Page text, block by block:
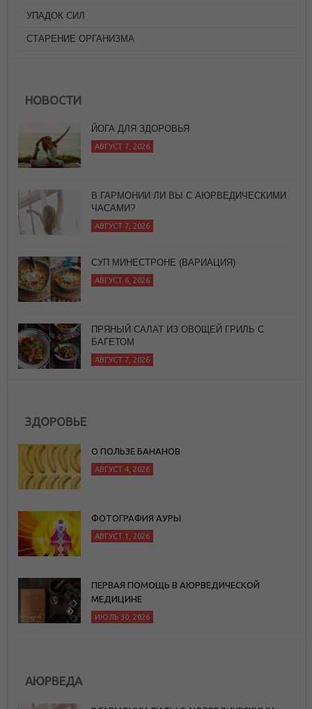
УПАДОК СИЛ
СТАРЕНИЕ ОРГАНИЗМА
НОВОСТИ
В ГАРМОНИИ ЛИ ВЫ С АЮРВЕДИЧЕСКИМИ
ЧАСАМИ?
СУП МИНЕСТРОНЕ (ВАРИАЦИЯ)
ПРЯНЫЙ САЛАТ ИЗ ОВОЩЕЙ ГРИЛЬ С
БАГЕТОМ
ЗДОРОВЬЕ
О ПОЛЬЗЕ БАНАНОВ
АВГУСТ 4, 2026
ФОТОГРАФИЯ АУРЫ
АВГУСТ 1, 2026
ПЕРВАЯ ПОМОЩЬ В АЮРВЕДИЧЕСКОЙ
МЕДИЦИНЕ
ИЮЛЬ 30, 2026
АЮРВЕДА